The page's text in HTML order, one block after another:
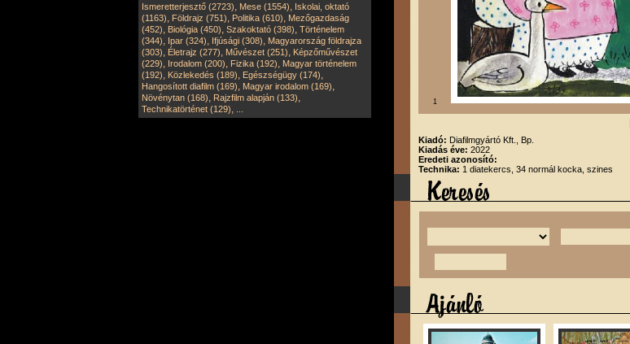
Ismeretterjesztő (2723), Mese (1554), Iskolai, oktató
(1163), Földrajz (751), Politika (610), Mezőgazdaság
(452), Biológia (450), Szakoktató (398), Történelem
(344), Ipar (324), Ifjúsági (308), Magyarország földrajza
(303), Életrajz (277), Művészet (251), Képzőművészet
(229), Irodalom (200), Fizika (192), Magyar történelem
(192), Közlekedés (189), Egészségügy (174),
Hangosított diafilm (169), Magyar irodalom (169),
Növénytan (168), Rajzfilm alapján (133),
Technikatörténet (129),
1
Kiadó: Diafilmgyártó Kft., Bp.
Kiadás éve: 2022
Eredeti azonosító:
Technika: 1 diatekercs, 34 normál kocka, szines